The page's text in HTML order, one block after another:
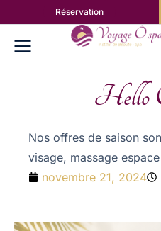
Réservation
Hello
Nos offres de saison
visage, massage
novembre 21, 2024